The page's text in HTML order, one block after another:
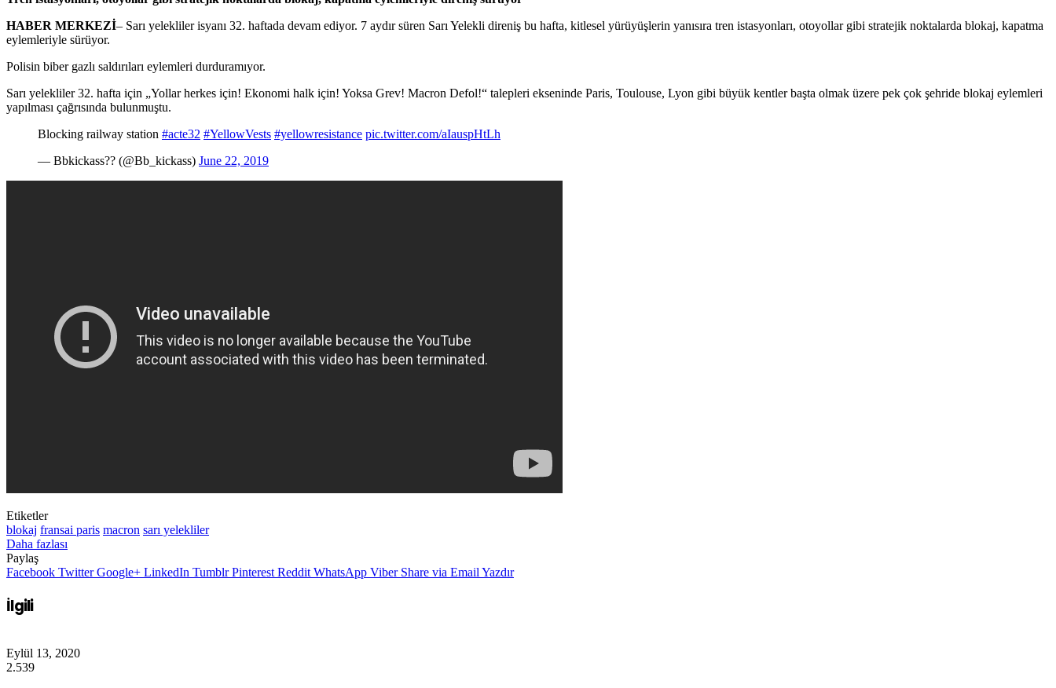
HABER MERKEZİ– Sarı yelekliler isyanı 32. haftada devam ediyor. 7 aydır süren Sarı Yelekli direniş bu hafta, kitlesel yürüyüşlerin yanısıra tren istasyonları, otoyollar gibi stratejik noktalarda blokaj, kapatma
eylemleriyle sürüyor.
Polisin biber gazlı saldırıları eylemleri durduramıyor.
Sarı yelekliler 32. hafta için „Yollar herkes için! Ekonomi halk için! Yoksa Grev! Macron Defol!“ talepleri ekseninde Paris, Toulouse, Lyon gibi büyük kentler başta olmak üzere pek çok şehride blokaj eylemleri
yapılması çağrısında bulunmuştu.
Blocking railway station #acte32 #YellowVests #yellowresistance pic.twitter.com/aIauspHtLh
— Bbkickass?? (@Bb_kickass) June 22, 2019
Etiketler
blokaj fransai paris macron sarı yelekliler
Daha fazlası
Paylaş
Facebook Twitter Google+ LinkedIn Tumblr Pinterest Reddit WhatsApp Viber Share via Email Yazdır
İlgili
Eylül 13, 2020
2.539